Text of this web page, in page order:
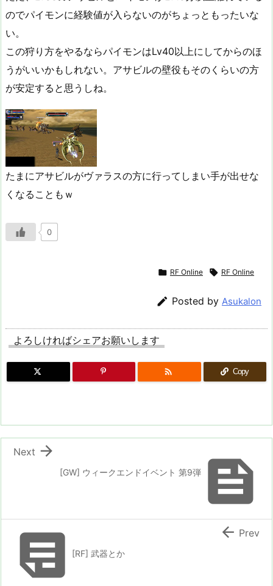
のでパイモンに経験値が入らないのがちょっともったいな
い。
この狩り方をやるならパイモンはLv40以上にしてからのほ
うがいいかもしれない。アサビルの壁役もそのくらいの方
が安定すると思うしね。
たまにアサビルがヴァラスの方に行ってしまい手が出せな
くなることもｗ
0
 RF Online  RF Online
 Posted by Asukalon
よろしければシェアお願いします
 Copy

[GW] ウィークエンドイベント 第9弾

Next
[RF] 武器とか
 Prev